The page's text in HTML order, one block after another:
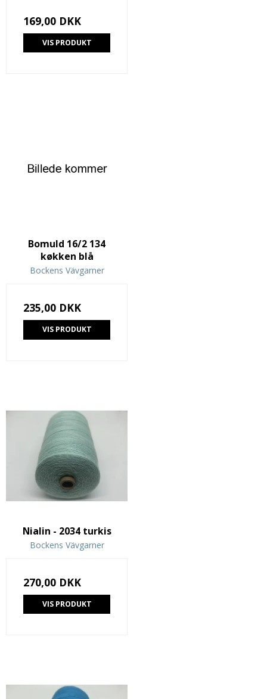
169,00 DKK
VIS PRODUKT
Bomuld 16/2 134
køkken blå
Bockens Vävgarner
235,00 DKK
VIS PRODUKT
Nialin - 2034 turkis
Bockens Vävgarner
270,00 DKK
VIS PRODUKT